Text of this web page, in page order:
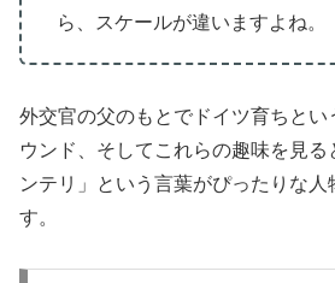
ら、スケールが違いますよね。
外交官の父のもとでドイツ育ちとい
ウンド、そしてこれらの趣味を見る
ンテリ」という言葉がぴったりな人
す。